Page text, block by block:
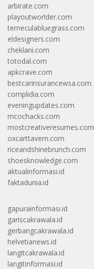
arbirate.com
playoutworlder.com
temeculabluegrass.com
eldesigners.com
cheklani.com
totodal.com
apkcrave.com
bestcarinsurancewsa.com
complidia.com
eveningupdates.com
mcochacks.com
mostcreativeresumes.com
oxcarttavern.com
riceandshinebrunch.com
shoesknowledge.com
aktualinformasi.id
faktadunia.id
gapurainformasi.id
gariscakrawala.id
gerbangcakrawala.id
helvetianews.id
langitcakrawala.id
langitinformasi.id